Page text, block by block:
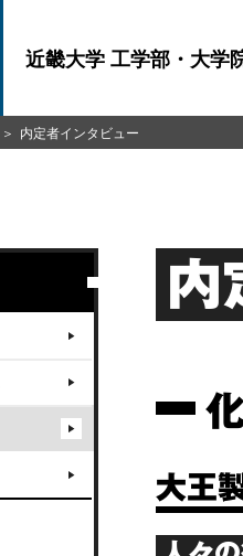
近畿大学 工学部・大学
内
大王
内定者インタビュー